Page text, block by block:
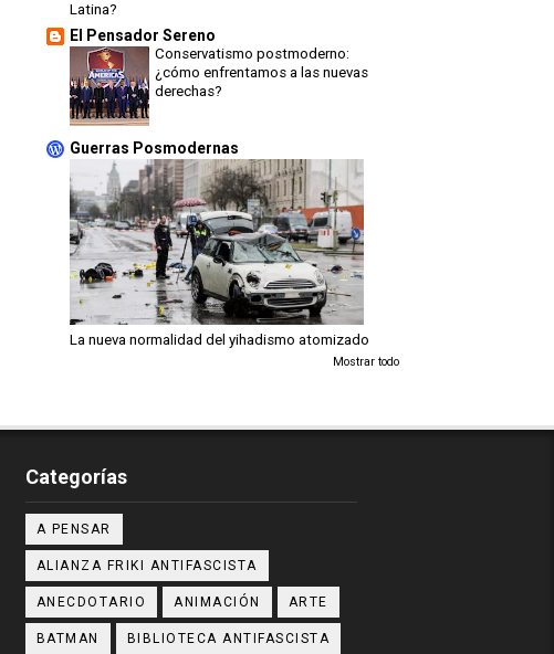
Latina?
El Pensador Sereno
Conservatismo postmoderno:
¿cómo enfrentamos a las nuevas
derechas?
Guerras Posmodernas
La nueva normalidad del yihadismo atomizado
Mostrar todo
Categorías
A PENSAR
ALIANZA FRIKI ANTIFASCISTA
ANECDOTARIO ANIMACIÓN ARTE
BATMAN BIBLIOTECA ANTIFASCISTA